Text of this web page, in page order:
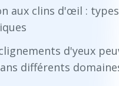
aux clins d'œil :
d'yeux
différents